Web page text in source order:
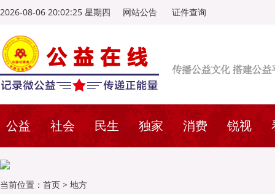
2026-08-06 20:02:27 星期四 网站公告 证件查询
公益 社会 民生 独家 消费 锐视
当前位置： 首页 > 地方